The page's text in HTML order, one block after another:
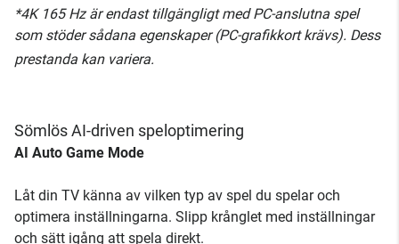
*4K 165 Hz är endast tillgängligt med PC-anslutna spel
som stöder sådana egenskaper (PC-grafikkort krävs). Dess
prestanda kan variera.
Sömlös AI-driven speloptimering
AI Auto Game Mode
Låt din TV känna av vilken typ av spel du spelar och
optimera inställningarna. Slipp krånglet med inställningar
och sätt igång att spela direkt.